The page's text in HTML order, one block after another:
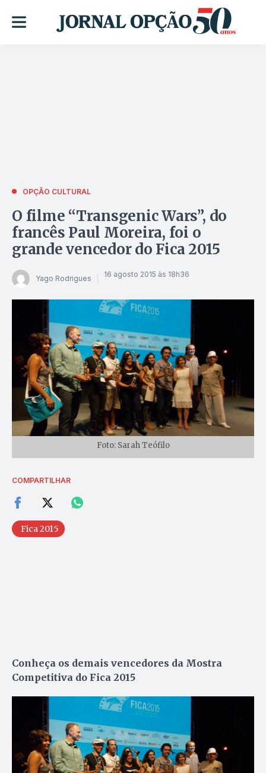
OPÇÃO CULTURAL
O filme “Transgenic Wars”, do
francês Paul Moreira, foi o
grande vencedor do Fica 2015
Yago Rodrigues 16 agosto 2015 às 18h36
Foto: Sarah Teófilo
COMPARTILHAR
Fica 2015
Conheça os demais vencedores da Mostra
Competitiva do Fica 2015